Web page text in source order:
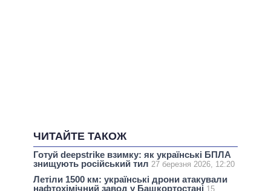
ЧИТАЙТЕ ТАКОЖ
Готуй deepstrike взимку: як українські БПЛА
знищують російський тил 27 березня 2026, 12:20
Летіли 1500 км: українські дрони атакували
нафтохімічний завод у Башкортостані 15